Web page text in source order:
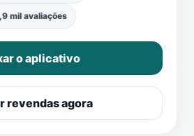
mil avaliações
o aplicativo
revendas agora